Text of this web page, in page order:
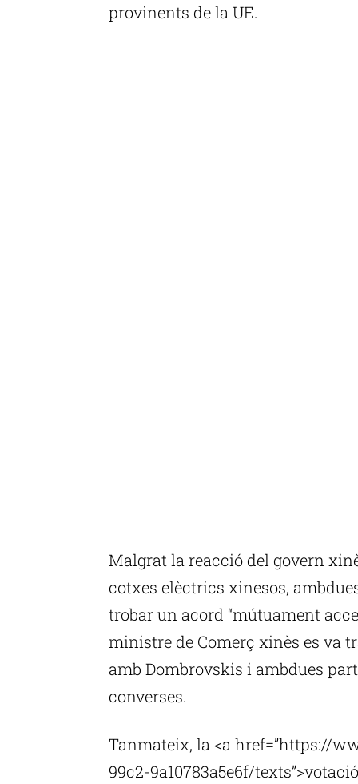
provinents de la UE.
Malgrat la reacció del govern
cotxes elèctrics xinesos,
trobar un acord “mútuament
ministre de Comerç xinès es va
amb Dombrovskis i ambdues
converses.
Tanmateix, la <a href=”https://
99c2-9a10783a5e6f/